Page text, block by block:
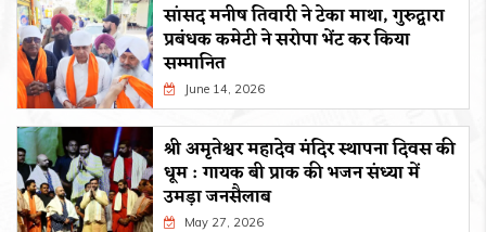
सांसद मनीष तिवारी ने टेका माथा, गुरुद्वारा
प्रबंधक कमेटी ने सरोपा भेंट कर किया
सम्मानित
June 14, 2026
श्री अमृतेश्वर महादेव मंदिर स्थापना दिवस की
धूम : गायक बी प्राक की भजन संध्या में
उमड़ा जनसैलाब
May 27, 2026